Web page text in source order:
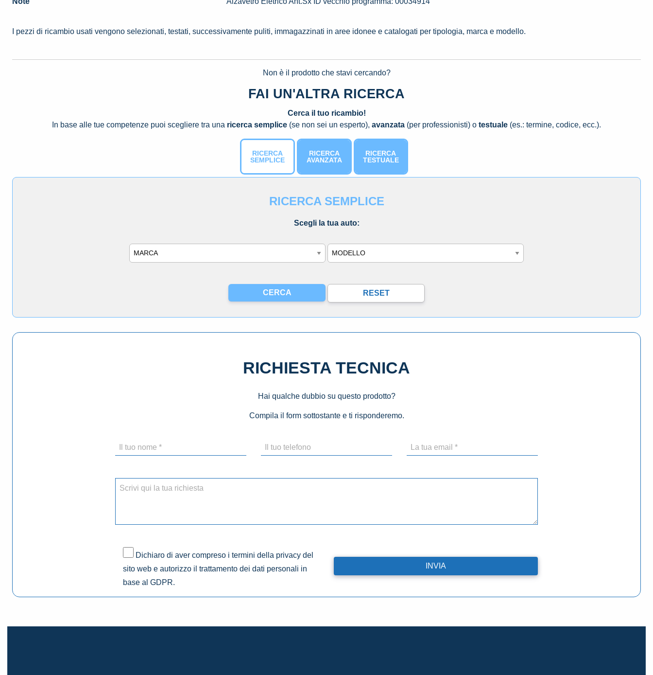
I pezzi di ricambio usati vengono selezionati, testati, successivamente puliti, immagazzinati in aree idonee e catalogati per tipologia, marca e modello.
Non è il prodotto che stavi cercando?
FAI UN'ALTRA RICERCA
Cerca il tuo ricambio!
In base alle tue competenze puoi scegliere tra una ricerca semplice (se non sei un esperto), avanzata (per professionisti) o testuale (es.: termine, codice, ecc.).
RICERCA
SEMPLICE
RICERCA
AVANZATA
RICERCA
TESTUALE
RICERCA SEMPLICE
Scegli la tua auto:
Marca Modello
RICHIESTA TECNICA
Hai qualche dubbio su questo prodotto?
Compila il form sottostante e ti risponderemo.
Dichiaro di aver compreso i termini della privacy del
sito web e autorizzo il trattamento dei dati personali in
base al GDPR.